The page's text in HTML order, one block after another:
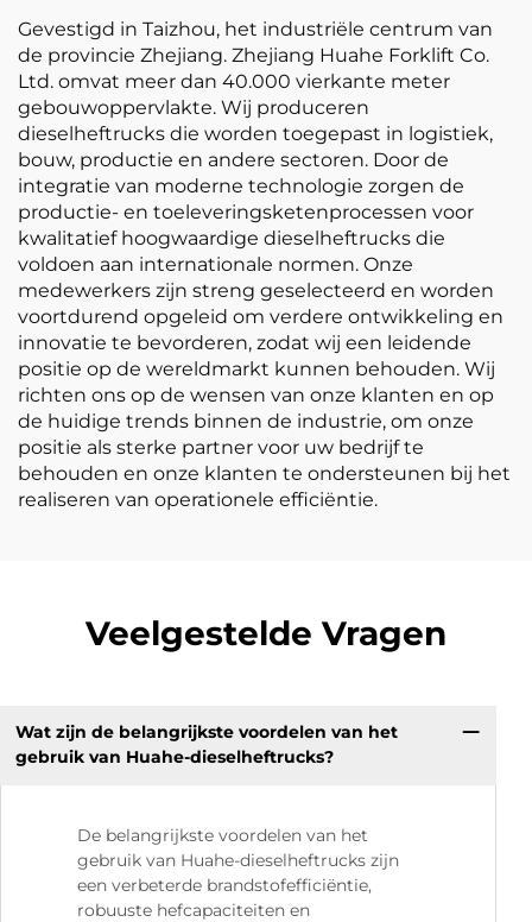
Gevestigd in Taizhou, het industriële centrum van
de provincie Zhejiang. Zhejiang Huahe Forklift Co.
Ltd. omvat meer dan 40.000 vierkante meter
gebouwoppervlakte. Wij produceren
dieselheftrucks die worden toegepast in logistiek,
bouw, productie en andere sectoren. Door de
integratie van moderne technologie zorgen de
productie- en toeleveringsketenprocessen voor
kwalitatief hoogwaardige dieselheftrucks die
voldoen aan internationale normen. Onze
medewerkers zijn streng geselecteerd en worden
voortdurend opgeleid om verdere ontwikkeling en
innovatie te bevorderen, zodat wij een leidende
positie op de wereldmarkt kunnen behouden. Wij
richten ons op de wensen van onze klanten en op
de huidige trends binnen de industrie, om onze
positie als sterke partner voor uw bedrijf te
behouden en onze klanten te ondersteunen bij het
realiseren van operationele efficiëntie.
Veelgestelde Vragen
Wat zijn de belangrijkste voordelen van het
gebruik van Huahe-dieselheftrucks?
De belangrijkste voordelen van het
gebruik van Huahe-dieselheftrucks zijn
een verbeterde brandstofefficiëntie,
robuuste hefcapaciteiten en